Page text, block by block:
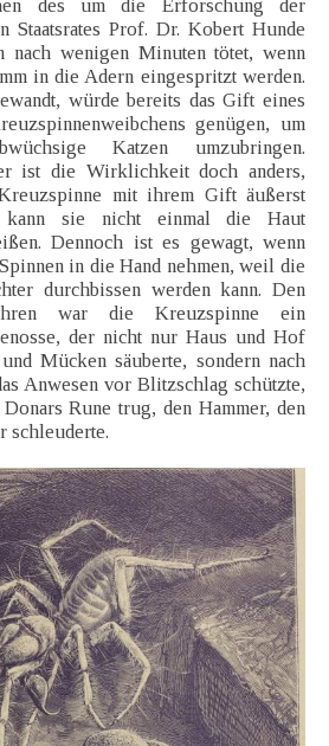
des um die Erforschung der
Staatsrates Prof. Dr. Kobert Hunde
nach wenigen Minuten tötet, wenn
in die Adern eingespritzt werden.
würde bereits das Gift eines
genügen, um
Katzen umzubringen.
ist die Wirklichkeit doch anders,
mit ihrem Gift äußerst
kann sie nicht einmal die Haut
Dennoch ist es gewagt, wenn
in die Hand nehmen, weil die
durchbissen werden kann. Den
war die Kreuzspinne ein
der nicht nur Haus und Hof
Mücken säuberte, sondern nach
Anwesen vor Blitzschlag schützte,
Rune trug, den Hammer, den
schleuderte.